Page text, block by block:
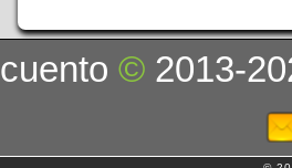
cuento© 2013-